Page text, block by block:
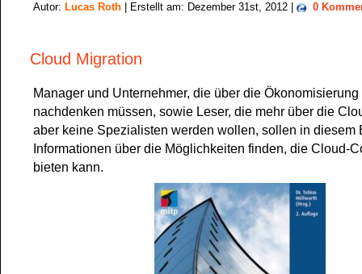
Autor: Lucas Roth | Erstellt am: Dezember 31st, 2012 | 0
Cloud Migration
Manager und Unternehmer, die über die Ökonomisierung
nachdenken müssen, sowie Leser, die mehr über die
aber keine Spezialisten werden wollen, sollen in diesem
Informationen über die Möglichkeiten finden, die Cloud-
bieten kann.